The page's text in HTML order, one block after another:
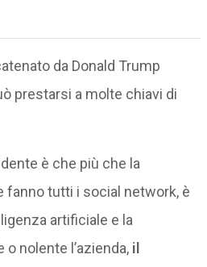
da Donald Trump
prestarsi a molte chiavi di
è che più che la
fanno tutti i social network, è
artificiale e la
nolente l’azienda, il